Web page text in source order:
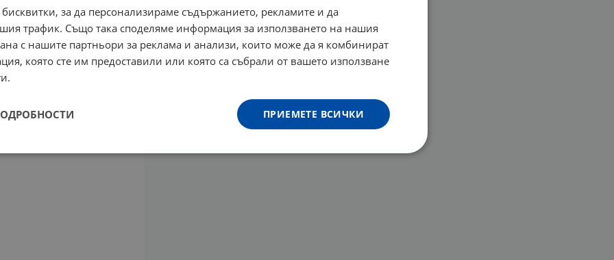
за да персонализираме съдържанието, рекламите и да
трафик. Също така споделяме информация за използването на нашия
с нашите партньори за реклама и анализи, които може да я комбинират
която сте им предоставили или която са събрали от вашето използване
ПРИЕМЕТЕ ВСИЧКИ